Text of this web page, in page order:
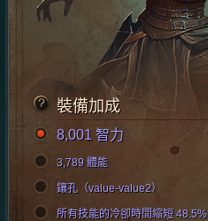
裝備加成
8,001 智力
3,789 體能
鑲孔（value-value2）
所有技能的冷卻時間縮短 48.5%